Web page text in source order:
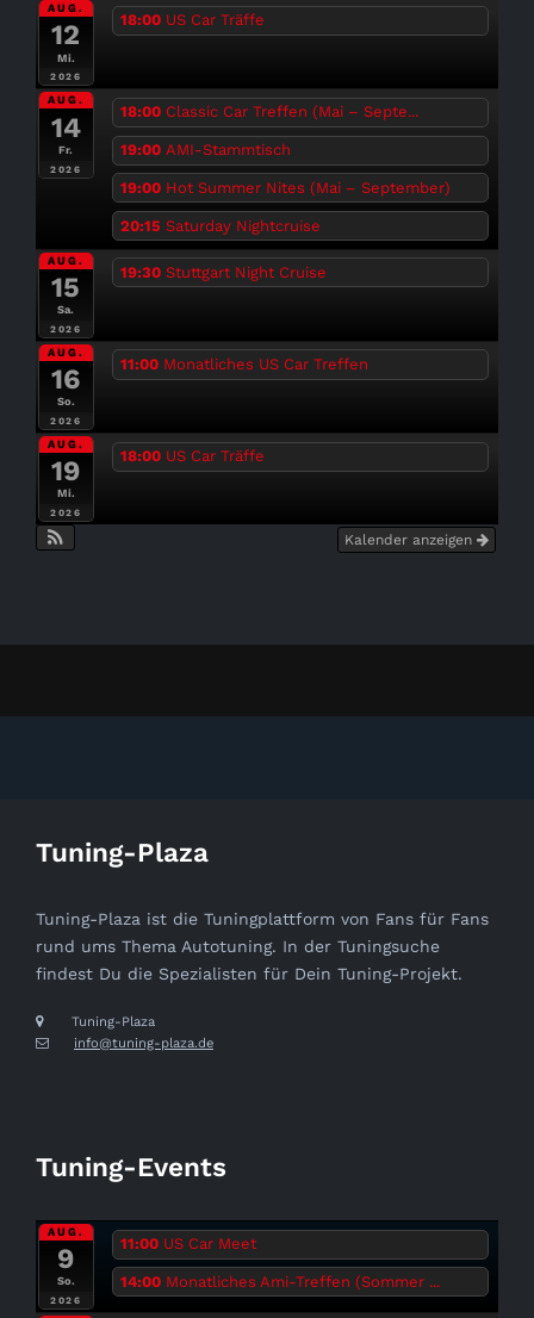
AUG.
12
Mi.
2026
18:00 US Car Träffe
AUG.
14
Fr.
2026
18:00 Classic Car Treffen (Mai – Septe...
19:00 AMI-Stammtisch
19:00 Hot Summer Nites (Mai – September)
20:15 Saturday Nightcruise
AUG.
15
Sa.
2026
19:30 Stuttgart Night Cruise
AUG.
16
So.
2026
11:00 Monatliches US Car Treffen
AUG.
19
Mi.
2026
18:00 US Car Träffe
Kalender anzeigen
Tuning-Plaza
Tuning-Plaza ist die Tuningplattform von Fans für Fans
rund ums Thema Autotuning. In der Tuningsuche
findest Du die Spezialisten für Dein Tuning-Projekt.
Tuning-Plaza
info@tuning-plaza.de
Tuning-Events
AUG.
9
So.
2026
11:00 US Car Meet
14:00 Monatliches Ami-Treffen (Sommer ...